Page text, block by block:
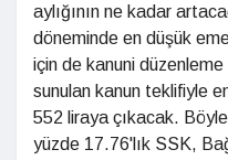
aylığının ne kadar
döneminde en düşük
için de kanuni
sunulan kanun teklifiyle
552 liraya çıkacak.
yüzde 17.76'lık SSK,